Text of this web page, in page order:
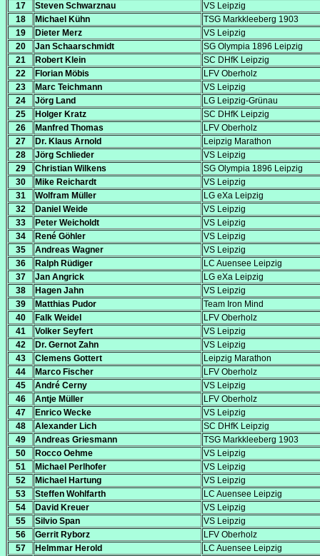
17
Steven Schwarznau
VS Leipzig
18
Michael Kühn
TSG Markkleeberg 1903
19
Dieter Merz
VS Leipzig
20
Jan Schaarschmidt
SG Olympia 1896 Leipzig
21
Robert Klein
SC DHfK Leipzig
22
Florian Möbis
LFV Oberholz
23
Marc Teichmann
VS Leipzig
24
Jörg Land
LG Leipzig-Grünau
25
Holger Kratz
SC DHfK Leipzig
26
Manfred Thomas
LFV Oberholz
27
Dr. Klaus Arnold
Leipzig Marathon
28
Jörg Schlieder
VS Leipzig
29
Christian Wilkens
SG Olympia 1896 Leipzig
30
Mike Reichardt
VS Leipzig
31
Wolfram Müller
LG eXa Leipzig
32
Daniel Weide
VS Leipzig
33
Peter Weicholdt
VS Leipzig
34
René Göhler
VS Leipzig
35
Andreas Wagner
VS Leipzig
36
Ralph Rüdiger
LC Auensee Leipzig
37
Jan Angrick
LG eXa Leipzig
38
Hagen Jahn
VS Leipzig
39
Matthias Pudor
Team Iron Mind
40
Falk Weidel
LFV Oberholz
41
Volker Seyfert
VS Leipzig
42
Dr. Gernot Zahn
VS Leipzig
43
Clemens Gottert
Leipzig Marathon
44
Marco Fischer
LFV Oberholz
45
André Cerny
VS Leipzig
46
Antje Müller
LFV Oberholz
47
Enrico Wecke
VS Leipzig
48
Alexander Lich
SC DHfK Leipzig
49
Andreas Griesmann
TSG Markkleeberg 1903
50
Rocco Oehme
VS Leipzig
51
Michael Perlhofer
VS Leipzig
52
Michael Hartung
VS Leipzig
53
Steffen Wohlfarth
LC Auensee Leipzig
54
David Kreuer
VS Leipzig
55
Silvio Span
VS Leipzig
56
Gerrit Ryborz
LFV Oberholz
57
Helmmar Herold
LC Auensee Leipzig